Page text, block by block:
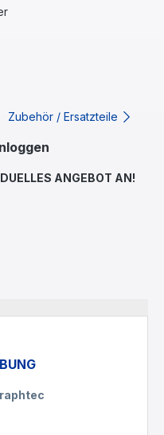
Zubehör / Ersatzteile
ANGEBOT AN!